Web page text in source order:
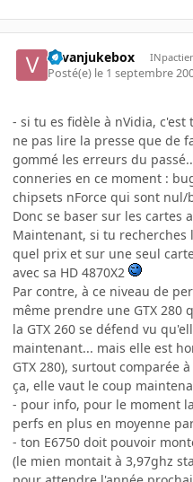
vavanjukebox
Posté(e) le 1 septembre
- si tu es fidèle à nVidia,
ne pas lire la presse que de
gommé les erreurs du
conneries en ce moment :
chipsets nForce qui sont nul/
Donc se baser sur les cartes
Maintenant, si tu
quel prix et sur une seul
avec sa HD 4870X2
Par contre, à ce niveau de
même prendre une GTX 280
la GTX 260 se défend vu
maintenant... mais elle est
GTX 280), surtout comparée
ça, elle vaut le coup
- pour info, pour le moment
perfs en plus en moyenne
- ton E6750 doit pouvoir
(le mien montait à 3,97ghz